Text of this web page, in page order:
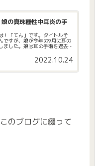
の真珠種性中耳炎の手
！「てん」です。タイトルそ
ですが、娘が今年の9月に耳の
ました。娘は耳の手術を過去
くとは思ってなかったので今
2022.10.24
のブログに綴って